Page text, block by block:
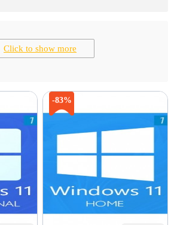
Click to show more
-83%